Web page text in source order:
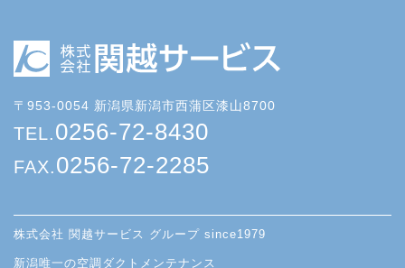
〒953-0054 新潟県新潟市西蒲区漆山8700
TEL.0256-72-8430
FAX.0256-72-2285
株式会社 関越サービス グループ since1979
新潟唯一の空調ダクトメンテナンス